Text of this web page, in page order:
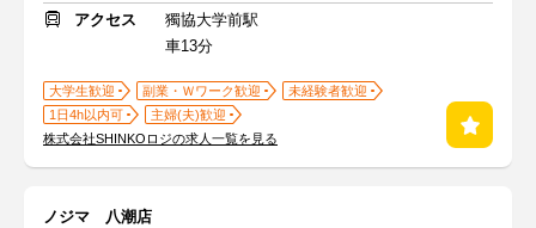
アクセス
獨協大学前駅
車13分
大学生歓迎 副業・Ｗワーク歓迎
未経験者歓迎
1日4h以内可
主婦(夫)歓迎
株式会社SHINKOロジの求人一覧を見る
ノジマ 八潮店